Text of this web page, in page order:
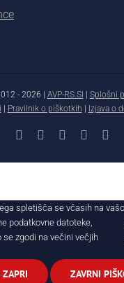
- 2026 | AVP-RS.SI Splošni
Pravilnik o piškotkih Izjava o
Facebook YouTube
spletišča se včasih na vašo
podatkovne datoteke,
se zgodi na večini večjih
ZAPRI ZAVRNI